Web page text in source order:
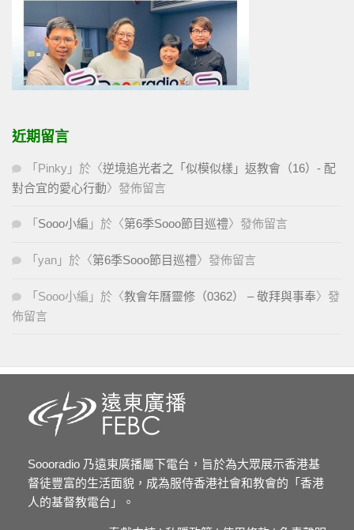
近期留言
「 Pinky 」於〈逆境追光者之「似模似樣」返教會（16）- 配
對合宜的愛心行動〉發佈留言
「 Sooo小編 」於〈第6季Sooo節目巡禮〉發佈留言
「 yan 」於〈第6季Sooo節目巡禮〉發佈留言
「 Sooo小編 」於〈教會年曆靈修（0362） – 敬拜與事奉〉發
佈留言
Soooradio 乃遠東廣播屬下電台，旨於為大眾展示香港基
督徒豐富的生活面貌，成為服侍香港社會和教會的「香港
人的基督教電台」。